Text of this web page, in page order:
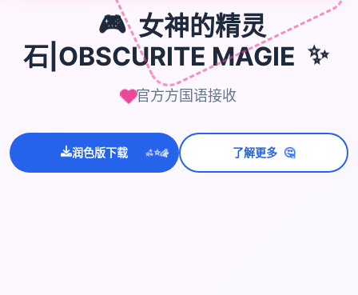
🎮 女神的精灵
石|OBSCURITE MAGIE ✨
官方方国语接收
润色版下载 ✨⭐💫 了解更多 🤔